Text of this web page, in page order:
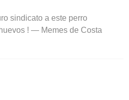
sindicato a este perro
! — Memes de Costa